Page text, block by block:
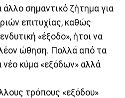
σημαντικό ζήτημα για
επιτυχίας, καθώς
«έξοδο», ήτοι να
ώθηση. Πολλά από τα
νέο κύμα «εξόδων» αλλά
τρόπους «εξόδου»